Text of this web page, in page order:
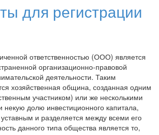
для регистрации
ответственностью (ООО) является
организационно-правовой
деятельности. Таким
хозяйственная община, созданная одним
участником) или же несколькими
долю инвестиционного капитала,
и разделяется между всеми его
данного типа общества является то,